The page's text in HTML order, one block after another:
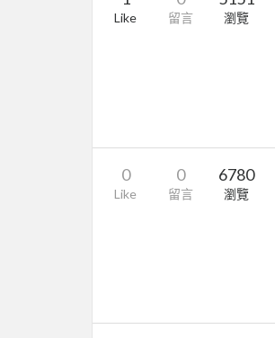
Like 留言 瀏覽
0
Like
0
留言
6780
瀏覽